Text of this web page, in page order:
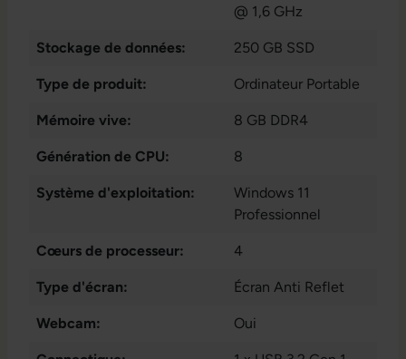
@ 1,6 GHz
Stockage de données: 250 GB SSD
Type de produit: Ordinateur Portable
Mémoire vive: 8 GB DDR4
Génération de CPU: 8
Système d'exploitation:
Windows 11
Professionnel
Cœurs de processeur: 4
Type d'écran: Écran Anti Reflet
Webcam: Oui